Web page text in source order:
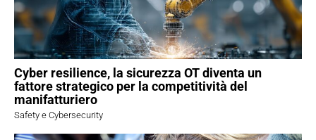
Cyber resilience, la sicurezza OT diventa un
fattore strategico per la competitività del
manifatturiero
Safety e Cybersecurity